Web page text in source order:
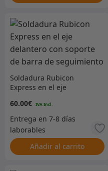
Soldadura Rubicon
Express en el eje
barra de seguimiento
60.00€
Añadir al carrito